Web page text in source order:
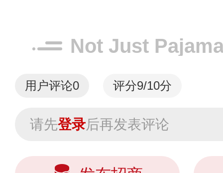
Not Just
用户评论0 评分9/10分
请先登录后再发表评论